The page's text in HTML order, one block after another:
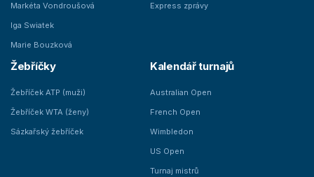
Markéta Vondroušová
Iga Swiatek
Marie Bouzková
Express zprávy
Žebříčky
Žebříček ATP (muži)
Žebříček WTA (ženy)
Sázkařský žebříček
Kalendář turnajů
Australian Open
French Open
Wimbledon
US Open
Turnaj mistrů